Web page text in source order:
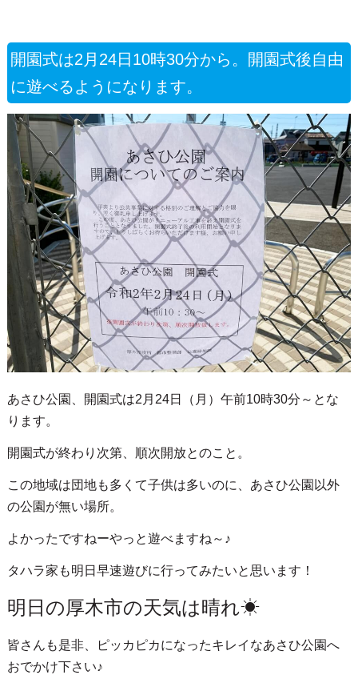
開園式は2月24日10時30分から。開園式後自由
に遊べるようになります。
あさひ公園、開園式は2月24日（月）午前10時30分～とな
ります。
開園式が終わり次第、順次開放とのこと。
この地域は団地も多くて子供は多いのに、あさひ公園以外
の公園が無い場所。
よかったですねーやっと遊べますね～♪
タハラ家も明日早速遊びに行ってみたいと思います！
明日の厚木市の天気は晴れ☀
皆さんも是非、ピッカピカになったキレイなあさひ公園へ
おでかけ下さい♪